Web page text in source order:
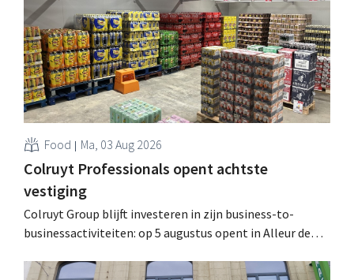
geïnformeerd worden." .
Food Ma, 03 Aug 2026
Colruyt Professionals opent achtste
vestiging
Colruyt Group blijft investeren in zijn business-to-
businessactiviteiten: op 5 augustus opent in Alleur de
winkelformule die zich uitsluitend richt op professionele